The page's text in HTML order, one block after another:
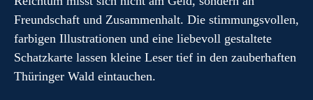
Freundschaft und Zusammenhalt. Die stimmungsvollen,
farbigen Illustrationen und eine liebevoll gestaltete
Schatzkarte lassen kleine Leser tief in den zauberhaften
Thüringer Wald eintauchen.